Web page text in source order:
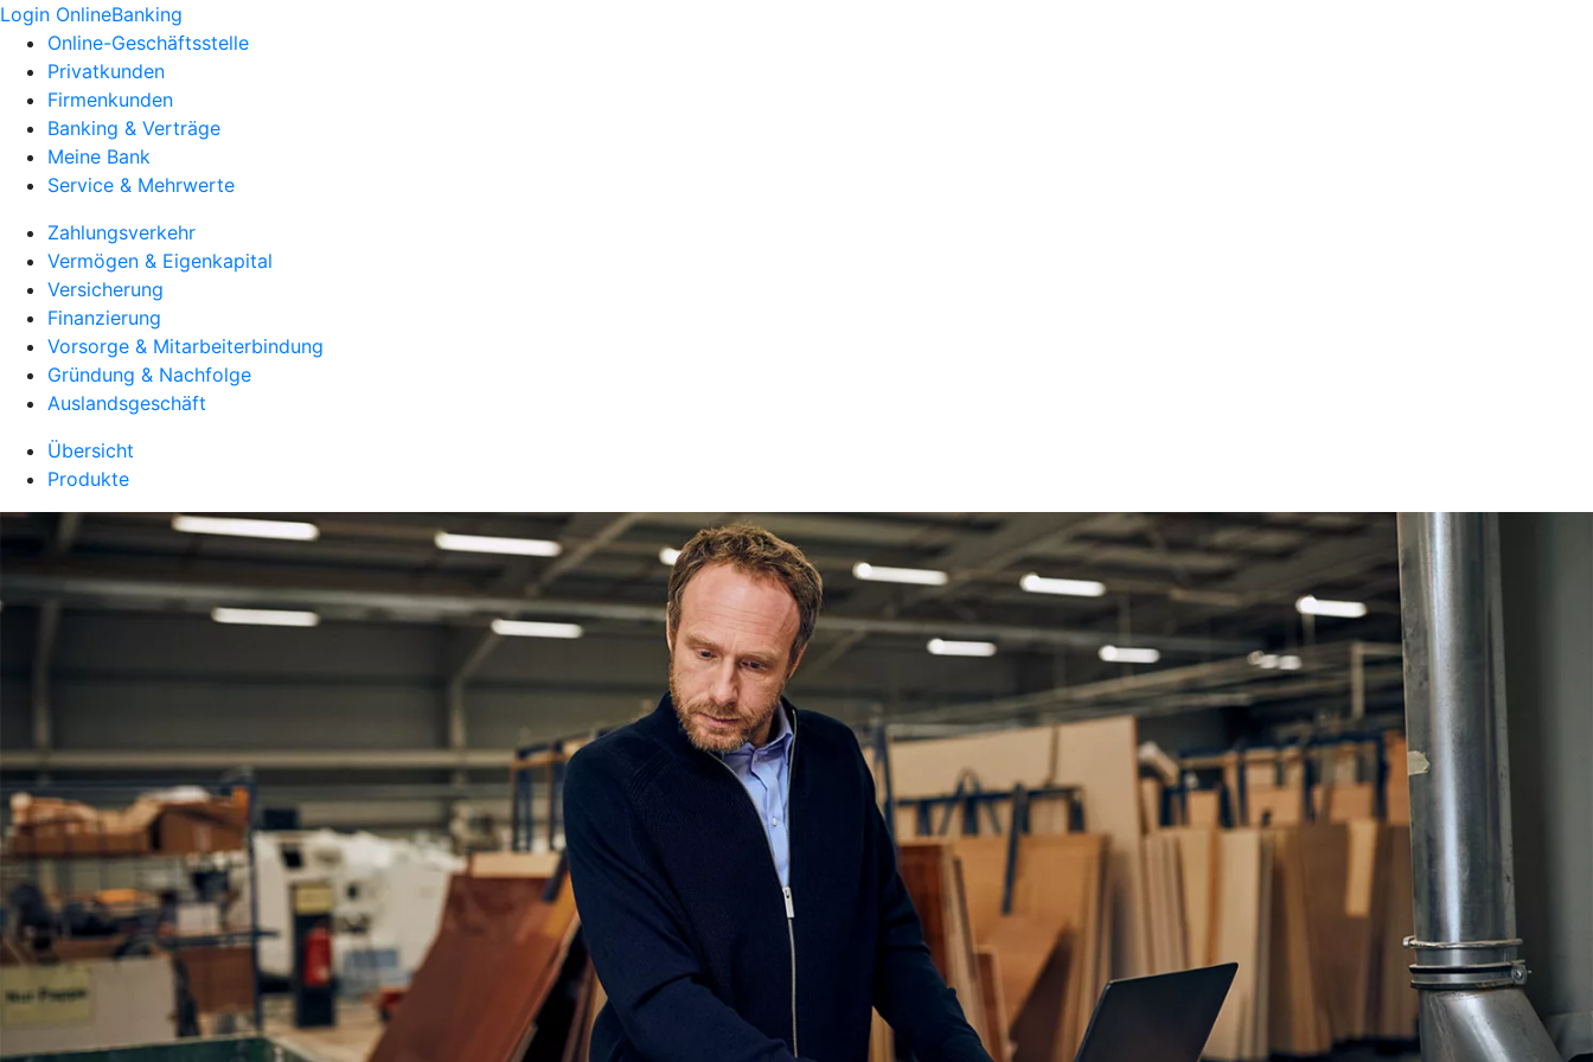
Login OnlineBanking
Online-Geschäftsstelle
Privatkunden
Firmenkunden
Banking & Verträge
Meine Bank
Service & Mehrwerte
Zahlungsverkehr
Vermögen & Eigenkapital
Versicherung
Finanzierung
Vorsorge & Mitarbeiterbindung
Gründung & Nachfolge
Auslandsgeschäft
Übersicht
Produkte